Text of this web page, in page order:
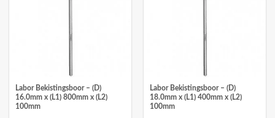
Labor Bekistingsboor – (D)
16.0mm x (L1) 800mm x (L2)
100mm
Labor Bekistingsboor – (D)
18.0mm x (L1) 400mm x (L2)
100mm